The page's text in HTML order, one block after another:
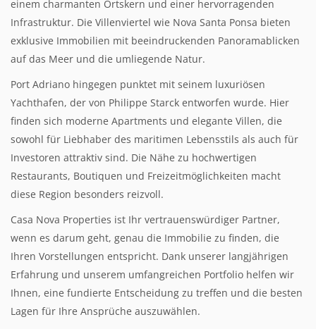
einem charmanten Ortskern und einer hervorragenden
Infrastruktur. Die Villenviertel wie Nova Santa Ponsa bieten
exklusive Immobilien mit beeindruckenden Panoramablicken
auf das Meer und die umliegende Natur.
Port Adriano hingegen punktet mit seinem luxuriösen
Yachthafen, der von Philippe Starck entworfen wurde. Hier
finden sich moderne Apartments und elegante Villen, die
sowohl für Liebhaber des maritimen Lebensstils als auch für
Investoren attraktiv sind. Die Nähe zu hochwertigen
Restaurants, Boutiquen und Freizeitmöglichkeiten macht
diese Region besonders reizvoll.
Casa Nova Properties ist Ihr vertrauenswürdiger Partner,
wenn es darum geht, genau die Immobilie zu finden, die
Ihren Vorstellungen entspricht. Dank unserer langjährigen
Erfahrung und unserem umfangreichen Portfolio helfen wir
Ihnen, eine fundierte Entscheidung zu treffen und die besten
Lagen für Ihre Ansprüche auszuwählen.